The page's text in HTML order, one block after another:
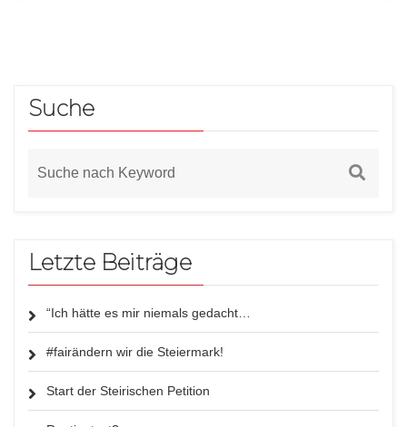
Suche
Letzte Beiträge
“Ich hätte es mir niemals gedacht…
#fairändern wir die Steiermark!
Start der Steirischen Petition